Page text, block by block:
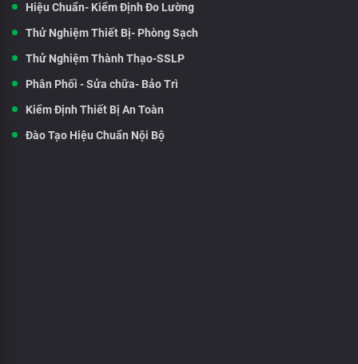
Hiệu Chuẩn- Kiểm Định Đo Lường
Thử Nghiệm Thiết Bị- Phòng Sạch
Thử Nghiệm Thành Thạo-SSLP
Phân Phối - Sửa chữa- Bảo Trì
Kiểm Định Thiết Bị An Toàn
Đào Tạo Hiệu Chuẩn Nội Bộ